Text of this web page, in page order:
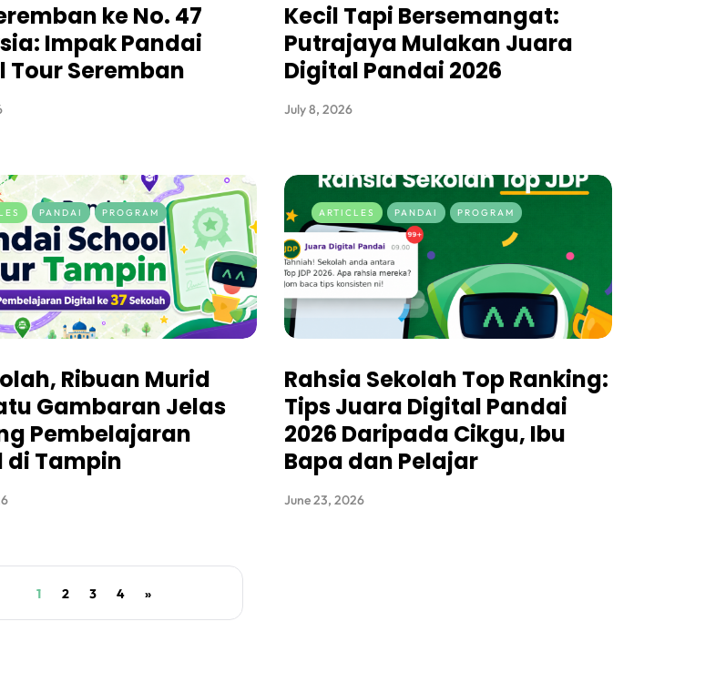
ke No. 47
Impak Pandai
Tour Seremban
Kecil Tapi Bersemangat:
Putrajaya Mulakan Juara
Digital Pandai 2026
July 8, 2026
PANDAI PROGRAM
Ribuan Murid
Gambaran Jelas
Pembelajaran
di Tampin
ARTICLES PANDAI PROGRAM
Rahsia Sekolah Top Ranking:
Tips Juara Digital Pandai
2026 Daripada Cikgu, Ibu
Bapa dan Pelajar
June 23, 2026
1 2 3 4 »